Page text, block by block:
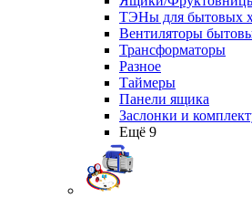
ТЭНы для бытовых
Вентиляторы
Трансформаторы
Разное
Таймеры
Панели ящика
Заслонки и
Ещё 9